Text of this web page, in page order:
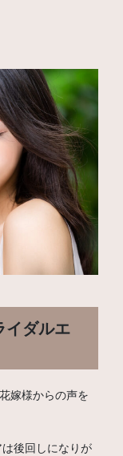
イダルエ
嫁様からの声を
後回しになりが